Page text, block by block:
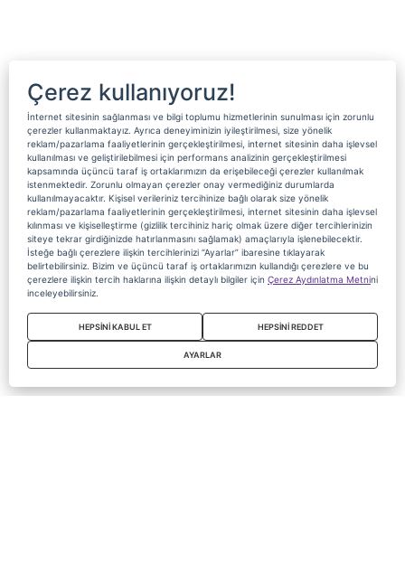
Çerez kullanıyoruz!
İnternet sitesinin sağlanması ve bilgi toplumu hizmetlerinin sunulması için zorunlu
çerezler kullanmaktayız. Ayrıca deneyiminizin iyileştirilmesi, size yönelik
reklam/pazarlama faaliyetlerinin gerçekleştirilmesi, internet sitesinin daha işlevsel
kullanılması ve geliştirilebilmesi için performans analizinin gerçekleştirilmesi
kapsamında üçüncü taraf iş ortaklarımızın da erişebileceği çerezler kullanılmak
istenmektedir. Zorunlu olmayan çerezler onay vermediğiniz durumlarda
kullanılmayacaktır. Kişisel verileriniz tercihinize bağlı olarak size yönelik
reklam/pazarlama faaliyetlerinin gerçekleştirilmesi, internet sitesinin daha işlevsel
kılınması ve kişiselleştirme (gizlilik tercihiniz hariç olmak üzere diğer tercihlerinizin
siteye tekrar girdiğinizde hatırlanmasını sağlamak) amaçlarıyla işlenebilecektir.
İsteğe bağlı çerezlere ilişkin tercihlerinizi “Ayarlar” ibaresine tıklayarak
belirtebilirsiniz. Bizim ve üçüncü taraf iş ortaklarımızın kullandığı çerezlere ve bu
çerezlere ilişkin tercih haklarına ilişkin detaylı bilgiler için Çerez Aydınlatma Metnini
inceleyebilirsiniz.
HEPSİNİ KABUL ET HEPSİNİ REDDET
AYARLAR